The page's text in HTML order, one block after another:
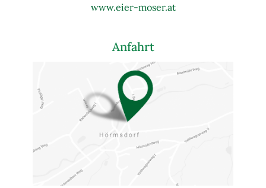
www.eier-moser.at
Anfahrt